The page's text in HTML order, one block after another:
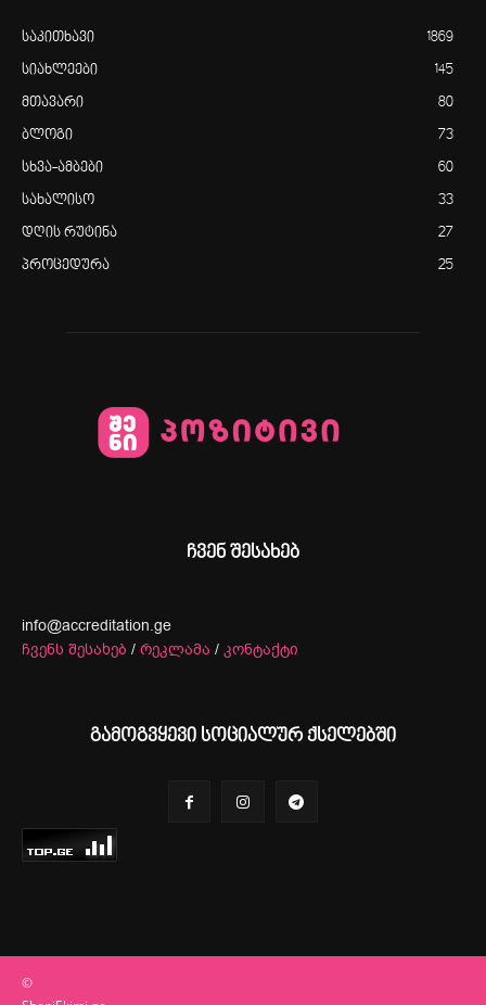
საკითხავი 1869
სიახლეები 145
მთავარი 80
ბლოგი 73
სხვა-ამბები 60
სახალისო 33
დღის რუტინა 27
პროცედურა 25
ჩვენ შესახებ
info@accreditation.ge
ჩვენს შესახებ / რეკლამა / კონტაქტი
გამოგვყევი სოციალურ ქსელებში
©